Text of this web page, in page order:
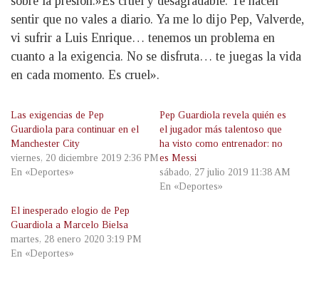
sentir que no vales a diario. Ya me lo dijo Pep, Valverde,
vi sufrir a Luis Enrique… tenemos un problema en
cuanto a la exigencia. No se disfruta… te juegas la vida
en cada momento. Es cruel».
Las exigencias de Pep
Guardiola para continuar en el
Manchester City
viernes, 20 diciembre 2019 2:36 PM
En «Deportes»
Pep Guardiola revela quién es
el jugador más talentoso que
ha visto como entrenador: no
es Messi
sábado, 27 julio 2019 11:38 AM
En «Deportes»
El inesperado elogio de Pep
Guardiola a Marcelo Bielsa
martes, 28 enero 2020 3:19 PM
En «Deportes»